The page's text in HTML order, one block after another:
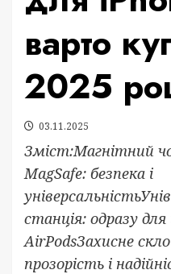
варто
2025
03.11.2025
Зміст:Магнітний
MagSafe: безпека і
станція: одразу
AirPodsЗахисне
прозорість і